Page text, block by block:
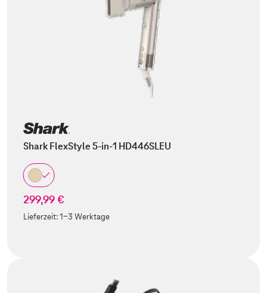
Shark FlexStyle 5-in-1 HD446SLEU
299,99 €
Lieferzeit:1-3 Werktage